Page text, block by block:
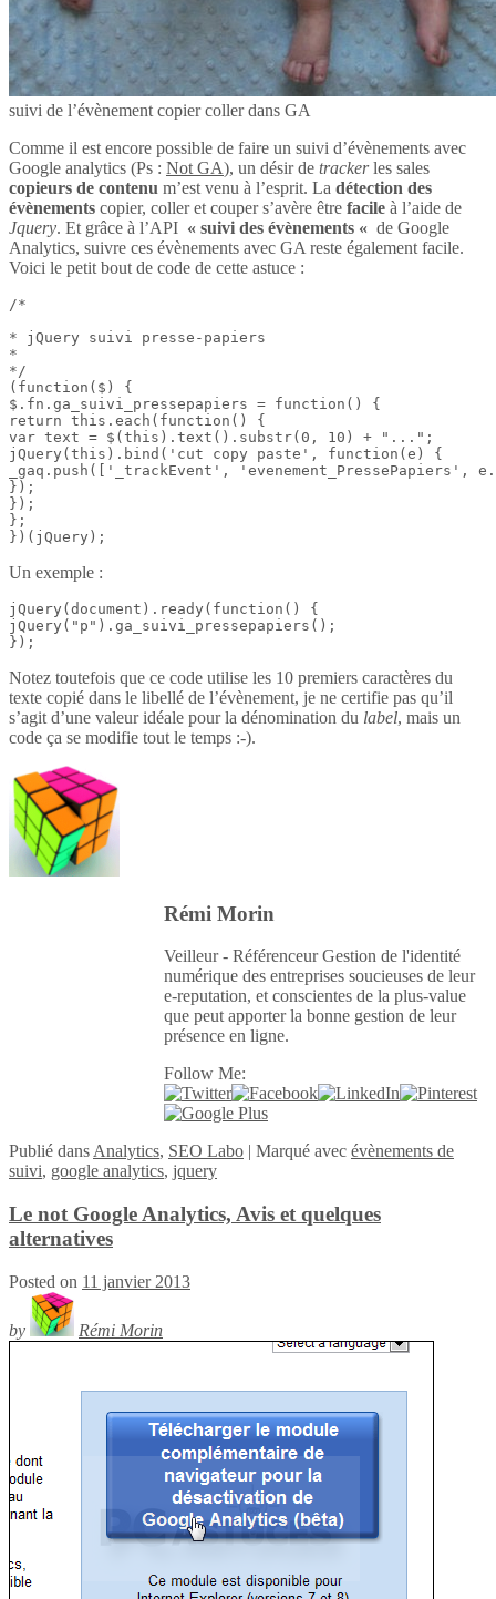
suivi de l’évènement copier coller dans GA
Comme il est encore possible de faire un suivi d’évènements avec
Google analytics (Ps : Not GA), un désir de trackerles sales
copieurs de contenu m’est venu à l’esprit. La détection des
évènements copier, coller et couper s’avère être facile à l’aide de
Jquery. Et grâce à l’API « suivi des évènements « de Google
Analytics, suivre ces évènements avec GA reste également facile.
Voici le petit bout de code de cette astuce :
/*
* jQuery suivi presse-papiers
*
*/
(function($) {
$.fn.ga_suivi_pressepapiers = function() {
return this.each(function() {
var text = $(this).text().substr(0, 10) + "...";
jQuery(this).bind('cut copy paste', function(e) {
_gaq.push(['_trackEvent', 'evenement_PressePapiers',
});
});
};
})(jQuery);
Un exemple :
jQuery(document).ready(function() {
jQuery("p").ga_suivi_pressepapiers();
});
Notez toutefois que ce code utilise les 10 premiers caractères du
texte copié dans le libellé de l’évènement, je ne certifie pas qu’il
s’agit d’une valeur idéale pour la dénomination du label, mais un
code ça se modifie tout le temps :-).
Rémi Morin
Veilleur - Référenceur Gestion de l'identité
numérique des entreprises soucieuses de leur
e-reputation, et conscientes de la plus-value
que peut apporter la bonne gestion de leur
présence en ligne.
Follow Me:
Publié dans Analytics, SEO Labo | Marqué avec évènements de
suivi, google analytics, jquery
Le not Google Analytics, Avis et quelques
alternatives
Posted on 11 janvier 2013
by Rémi Morin